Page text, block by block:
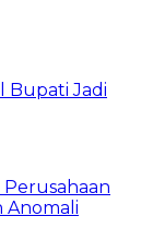
Bupati Jadi
Anomali